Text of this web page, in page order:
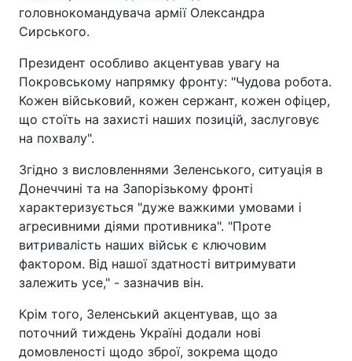
головнокомандувача армії Олександра
Сирського.
Президент особливо акцентував увагу на
Покровському напрямку фронту: "Чудова робота.
Кожен військовий, кожен сержант, кожен офіцер,
що стоїть на захисті наших позицій, заслуговує
на похвалу".
Згідно з висловленнями Зеленського, ситуація в
Донеччині та на Запорізькому фронті
характеризується "дуже важкими умовами і
агресивними діями противника". "Проте
витривалість наших військ є ключовим
фактором. Від нашої здатності витримувати
залежить усе," - зазначив він.
Крім того, Зеленський акцентував, що за
поточний тиждень Україні додали нові
домовленості щодо зброї, зокрема щодо